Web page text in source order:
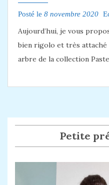
Posté le 8 novembre 2020
Aujourd’hui, je vous
bien rigolo et très attaché
arbre de la collection
Petite